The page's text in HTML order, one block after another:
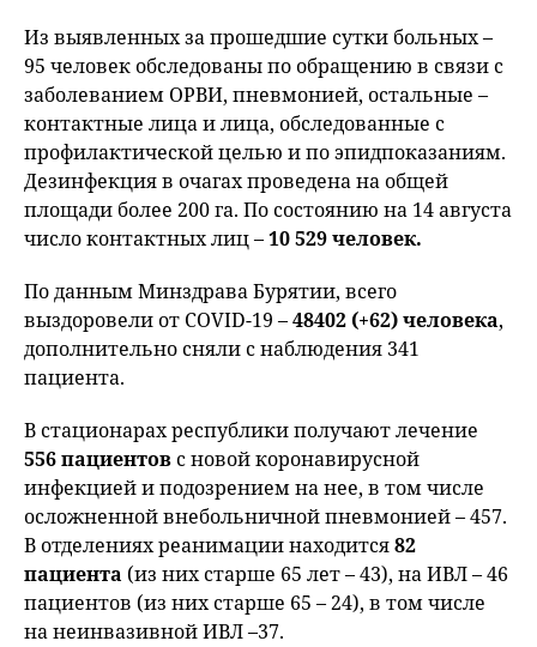
Из выявленных за прошедшие сутки больных –
95 человек обследованы по обращению в связи с
заболеванием ОРВИ, пневмонией, остальные –
контактные лица и лица, обследованные с
профилактической целью и по эпидпоказаниям.
Дезинфекция в очагах проведена на общей
площади более 200 га. По состоянию на 14 августа
число контактных лиц –10 529 человек.
По данным Минздрава Бурятии, всего
выздоровели от COVID-19 –48402 (+62) человека,
дополнительно сняли с наблюдения 341
пациента.
В стационарах республики получают лечение
556 пациентовс новой коронавирусной
инфекцией и подозрением на нее, в том числе
осложненной внебольничной пневмонией – 457.
В отделениях реанимации находится82
пациента (из них старше 65 лет – 43), на ИВЛ – 46
пациентов (из них старше 65 – 24), в том числе
на неинвазивной ИВЛ –37.